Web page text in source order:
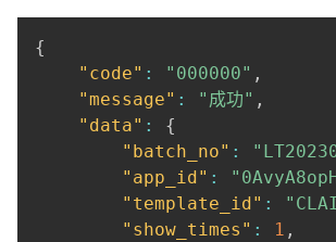
{
"code" : "000000" ,
"message" : "成功" ,
"data" :
{
"batch_no" :
"app_id" :
"template_id" :
"show_times" : 1 ,